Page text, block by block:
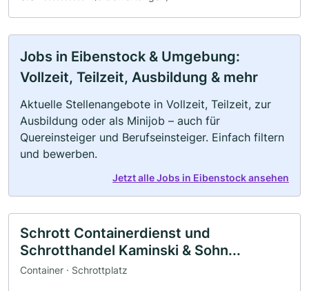
Jobs in Eibenstock & Umgebung:
Vollzeit, Teilzeit, Ausbildung & mehr
Aktuelle Stellenangebote in Vollzeit, Teilzeit, zur
Ausbildung oder als Minijob – auch für
Quereinsteiger und Berufseinsteiger. Einfach filtern
und bewerben.
Jetzt alle Jobs in Eibenstock ansehen
Schrott Containerdienst und
Schrotthandel Kaminski & Sohn...
Container · Schrottplatz